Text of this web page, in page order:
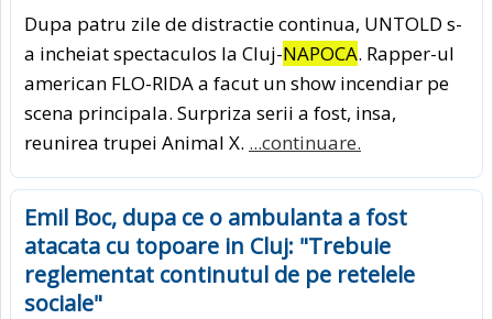
Dupa patru zile de distractie continua, UNTOLD s-
a incheiat spectaculos la Cluj-NAPOCA. Rapper-ul
american FLO-RIDA a facut un show incendiar pe
scena principala. Surpriza serii a fost, insa,
reunirea trupei Animal X. ...continuare.
Emil Boc, dupa ce o ambulanta a fost
atacata cu topoare in Cluj: "Trebuie
reglementat continutul de pe retelele
sociale"